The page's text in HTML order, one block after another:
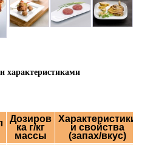
характеристиками
Дозиров
ка г/кг
массы
Характеристики
и свойства
(запах/вкус)